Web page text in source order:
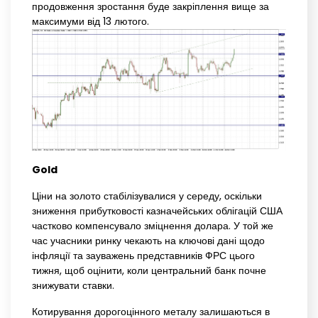
продовження зростання буде закріплення вище за
максимуми від 13 лютого.
Gold
Ціни на золото стабілізувалися у середу, оскільки
зниження прибутковості казначейських облігацій США
частково компенсувало зміцнення долара. У той же
час учасники ринку чекають на ключові дані щодо
інфляції та зауважень представників ФРС цього
тижня, щоб оцінити, коли центральний банк почне
знижувати ставки.
Котирування дорогоцінного металу залишаються в